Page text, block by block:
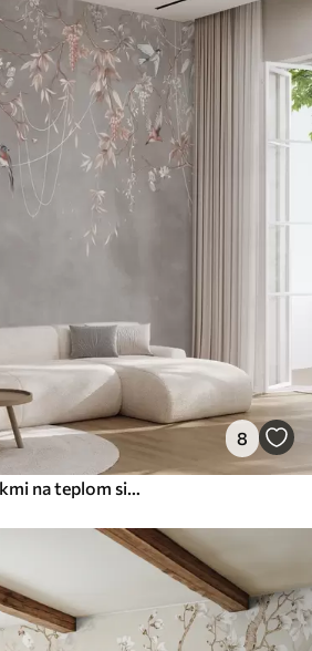
8
Vetvy s hroznom a vtákmi na teplom sivoružovom pozadí